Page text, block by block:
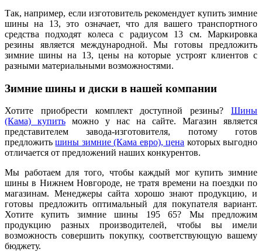
Так, например, если изготовитель рекомендует купить зимние
шины на 13, это означает, что для вашего транспортного
средства подходят колеса с радиусом 13 см. Маркировка
резины является международной. Мы готовы предложить
зимние шины на 13, цены на которые устроят клиентов с
разными материальными возможностями.
Зимние шины и диски в нашей компании
Хотите приобрести комплект доступной резины? Шины
(Кама) купить можно у нас на сайте. Магазин является
представителем завода-изготовителя, потому готов
предложитьшины зимние (Кама евро), цена которых выгодно
отличается от предложений наших конкурентов.
Мы работаем для того, чтобы каждый мог купить зимние
шины в Нижнем Новгороде, не тратя времени на поездки по
магазинам. Менеджеры сайта хорошо знают продукцию, и
готовы предложить оптимальный для покупателя вариант.
Хотите купить зимние шины 195 65? Мы предложим
продукцию разных производителей, чтобы вы имели
возможность совершить покупку, соответствующую вашему
бюджету.